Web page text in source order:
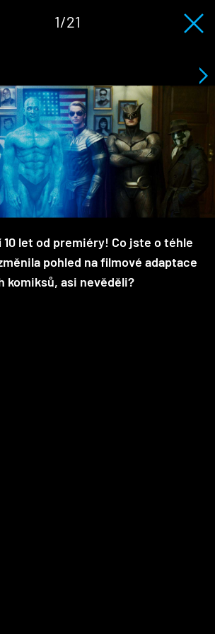
1/21
let od premiéry! Co jste o téhle
pohled na filmové adaptace
komiksů, asi nevěděli?